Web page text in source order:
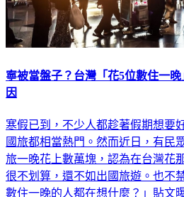
寧被當盤子？台灣「花5位數住一
因
寒假已到，不少人都趁著假期想要
國旅都相當熱門。然而近日，有民
旅一晚花上數萬塊，認為在台灣花
很不划算，還不如出國旅遊。也不
數住一晚的人都在想什麼？」貼文